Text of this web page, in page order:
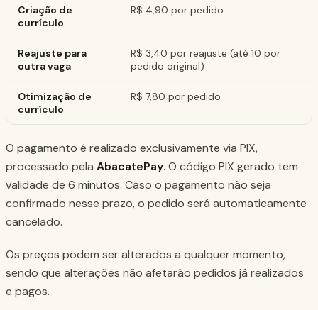
Criação de
currículo
R$ 4,90 por pedido
Reajuste para
outra vaga
R$ 3,40 por reajuste (até 10 por
pedido original)
Otimização de
currículo
R$ 7,80 por pedido
O pagamento é realizado exclusivamente via PIX,
processado pela AbacatePay. O código PIX gerado tem
validade de 6 minutos. Caso o pagamento não seja
confirmado nesse prazo, o pedido será automaticamente
cancelado.
Os preços podem ser alterados a qualquer momento,
sendo que alterações não afetarão pedidos já realizados
e pagos.